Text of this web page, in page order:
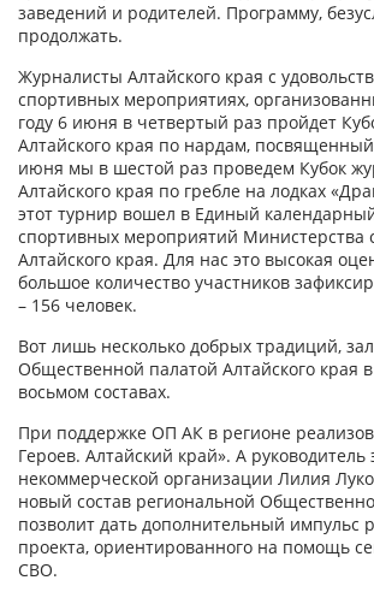
заведений и родителей. Программу,
продолжать.
Журналисты Алтайского края с
спортивных мероприятиях,
году 6 июня в четвертый раз пройдет
Алтайского края по нардам,
июня мы в шестой раз проведем Кубок
Алтайского края по гребле на лодках
этот турнир вошел в Единый
спортивных мероприятий Министерства
Алтайского края. Для нас это высокая
большое количество участников
– 156 человек.
Вот лишь несколько добрых традиций,
Общественной палатой Алтайского края
восьмом составах.
При поддержке ОП АК в регио­не
Героев. Алтайский край». А
некоммерческой организации Лилия
новый состав региональной
позволит дать дополнительный импульс
проекта, ориен­тированного на помощь
СВО.